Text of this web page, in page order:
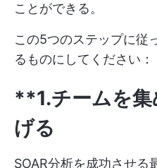
ことができる。
この5つのステップに従
るものにしてください：
**1.チームを
げる
SOAR分析を成功させる